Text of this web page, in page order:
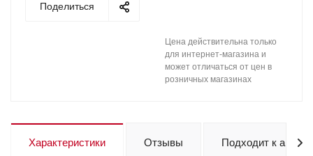
Поделиться
Цена действительна только
для интернет-магазина и
может отличаться от цен в
розничных магазинах
Характеристики Отзывы Подходит к авто